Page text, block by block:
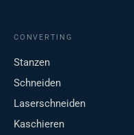
CONVERTING
Stanzen
Schneiden
Laserschneiden
Kaschieren